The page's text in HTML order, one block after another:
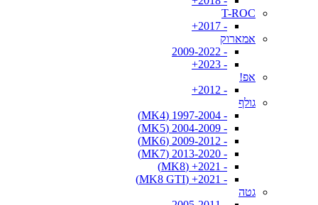
T-ROC
- 2017+
אמארוק
- 2009-2022
- 2023+
אפ!
- 2012+
גולף
- 1997-2004 (MK4)
- 2004-2009 (MK5)
- 2009-2012 (MK6)
- 2013-2020 (MK7)
- 2021+ (MK8)
- 2021+ (MK8 GTI)
גטה